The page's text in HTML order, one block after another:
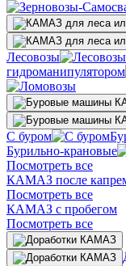
Лесовозы
гидроманипулятором
С буром
Бурильно-крановые
Посмотреть все
КАМАЗ после
Посмотреть все
КАМАЗ с пробегом
Посмотреть все